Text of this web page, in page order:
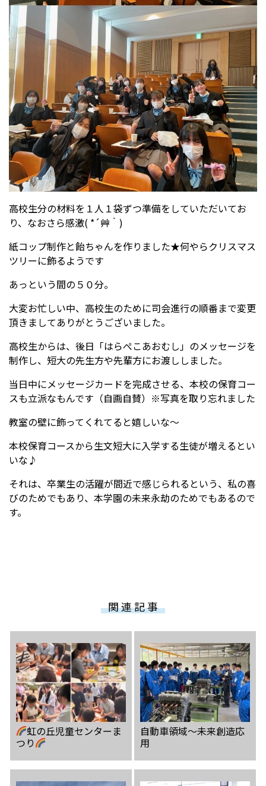
高校生分の材料を１人１袋ずつ準備をしていただいてお
り、なおさら感激( *´艸｀)
紙コップ制作と飴ちゃんを作りました★何やらクリスマス
ツリーに飾るようです
あっという間の５０分。
大変お忙しい中、高校生のために司会進行の順番まで変更
頂きましてありがとうございました。
高校生からは、後日「はらぺこあおむし」のメッセージを
制作し、短大の先生方や先輩方にお渡ししました。
当日中にメッセージカードを完成させる、本校の保育コー
スも立派なもんです（自画自賛）※写真を取り忘れました
教室の壁に飾ってくれてると嬉しいな～
本校保育コースから生文短大に入学する生徒が増えるとい
いな♪
それは、卒業生の活躍が間近で感じられるという、私の喜
びのためでもあり、本学園の未来永劫のためでもあるので
す。
関 連 記 事
虹の丘児童センターま
つり
自動車領域〜未来創造応
用